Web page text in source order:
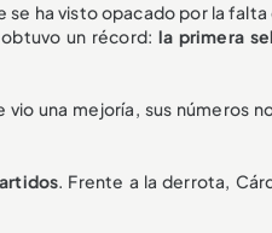
ha visto opacado por la falta
un récord: la primera
una mejoría, sus números
. Frente a la derrota,